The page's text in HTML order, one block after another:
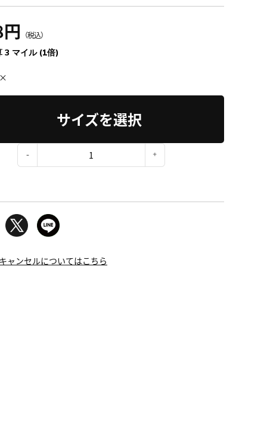
（税込）
3 マイル (1倍)
サイズを選択
ャンセルについてはこちら